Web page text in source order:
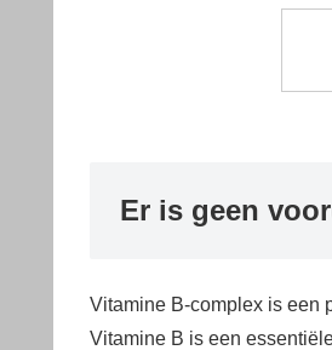
Er is geen
Vitamine B-complex is een
Vitamine B is een